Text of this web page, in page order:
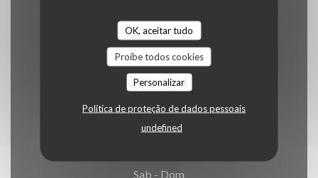
OK, aceitar tudo
Proíbe todos cookies
Personalizar
Política de proteção de dados pessoais
undefined
Horário de abertura
Seg-Sex
12:00 - 13:30 • 19:00 - 21:30
Sab - Dom